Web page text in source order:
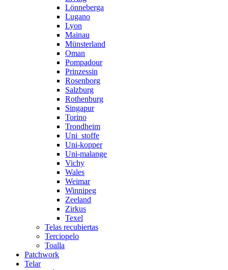
Lönneberga
Lugano
Lyon
Mainau
Münsterland
Oman
Pompadour
Prinzessin
Rosenborg
Salzburg
Rothenburg
Singapur
Torino
Trondheim
Uni_stoffe
Uni-kopper
Uni-malange
Vichy
Wales
Weimar
Winnipeg
Zeeland
Zirkus
Texel
Telas recubiertas
Terciopelo
Toalla
Patchwork
Telar